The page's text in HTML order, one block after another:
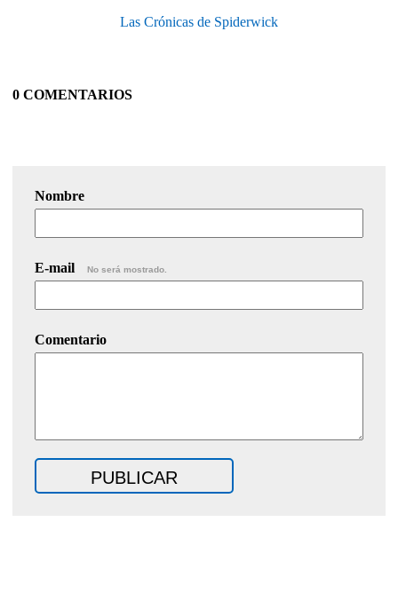
Las Crónicas de Spiderwick
0 COMENTARIOS
Nombre
E-mail No será mostrado.
Comentario